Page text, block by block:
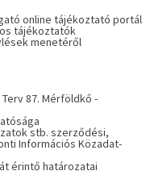
online tájékoztató portál
tájékoztatók
menetéről
87. Mérföldkő -
stb. szerződési,
Információs Közadat-
érintő határozatai